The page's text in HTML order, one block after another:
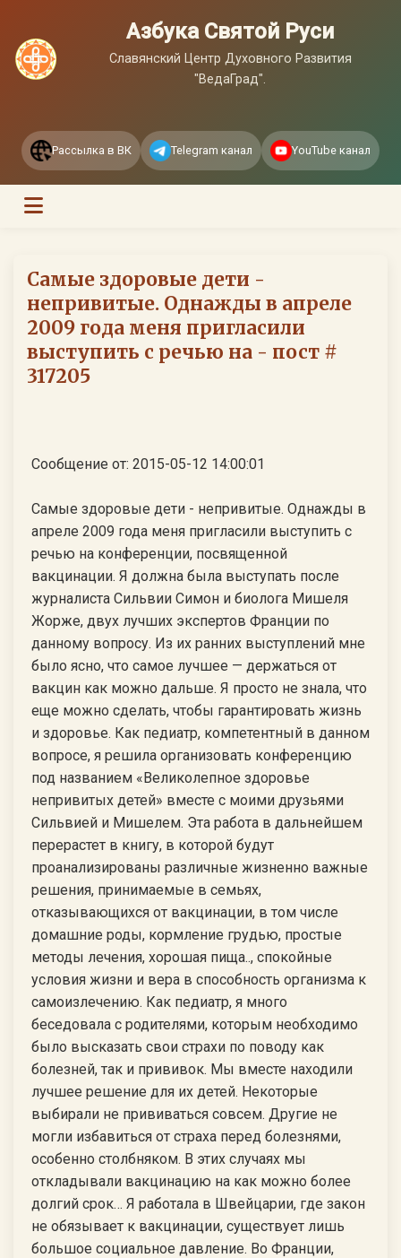
Азбука Святой Руси
Славянский Центр Духовного Развития
"ВедаГрад".
Рассылка в ВК Telegram канал YouTube канал
Самые здоровые дети -
непривитые. Однажды в апреле
2009 года меня пригласили
выступить с речью на - пост #
317205
Сообщение от: 2015-05-12 14:00:01
Самые здоровые дети - непривитые. Однажды в
апреле 2009 года меня пригласили выступить с
речью на конференции, посвященной
вакцинации. Я должна была выступать после
журналиста Сильвии Симон и биолога Мишеля
Жорже, двух лучших экспертов Франции по
данному вопросу. Из их ранних выступлений мне
было ясно, что самое лучшее — держаться от
вакцин как можно дальше. Я просто не знала, что
еще можно сделать, чтобы гарантировать жизнь
и здоровье. Как педиатр, компетентный в данном
вопросе, я решила организовать конференцию
под названием «Великолепное здоровье
непривитых детей» вместе с моими друзьями
Сильвией и Мишелем. Эта работа в дальнейшем
перерастет в книгу, в которой будут
проанализированы различные жизненно важные
решения, принимаемые в семьях,
отказывающихся от вакцинации, в том числе
домашние роды, кормление грудью, простые
методы лечения, хорошая пища.., спокойные
условия жизни и вера в способность организма к
самоизлечению. Как педиатр, я много
беседовала с родителями, которым необходимо
было высказать свои страхи по поводу как
болезней, так и прививок. Мы вместе находили
лучшее решение для их детей. Некоторые
выбирали не прививаться совсем. Другие не
могли избавиться от страха перед болезнями,
особенно столбняком. В этих случаях мы
откладывали вакцинацию на как можно более
долгий срок… Я работала в Швейцарии, где закон
не обязывает к вакцинации, существует лишь
большое социальное давление. Во Франции,